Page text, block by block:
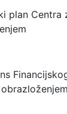
plan Centra